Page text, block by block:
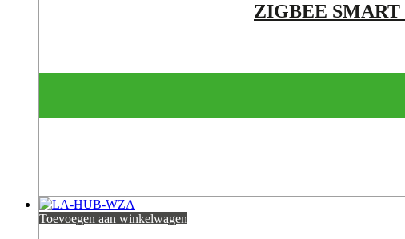
ZIGBEE
Toevoegen aan winkelwagen